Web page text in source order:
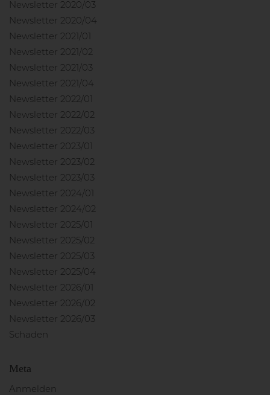
Newsletter 2020/03
Newsletter 2020/04
Newsletter 2021/01
Newsletter 2021/02
Newsletter 2021/03
Newsletter 2021/04
Newsletter 2022/01
Newsletter 2022/02
Newsletter 2022/03
Newsletter 2023/01
Newsletter 2023/02
Newsletter 2023/03
Newsletter 2024/01
Newsletter 2024/02
Newsletter 2025/01
Newsletter 2025/02
Newsletter 2025/03
Newsletter 2025/04
Newsletter 2026/01
Newsletter 2026/02
Newsletter 2026/03
Schaden
Meta
Anmelden